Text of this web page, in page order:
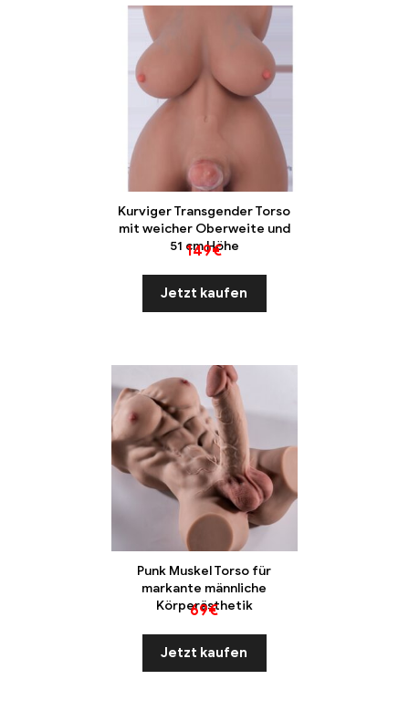
Kurviger Transgender Torso
mit weicher Oberweite und
51 cm Höhe
149€
Jetzt kaufen
Punk Muskel Torso für
markante männliche
Körperästhetik
69€
Jetzt kaufen